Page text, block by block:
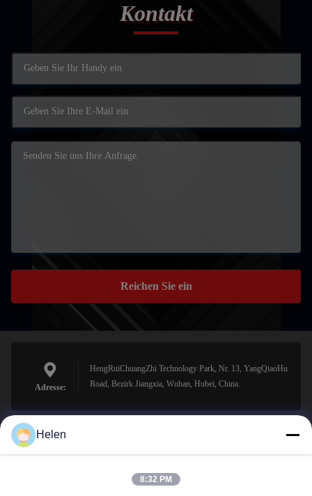
Kontakt
Reichen Sie ein
Adresse:
HengRuiChuangZhi Technology Park, Nr. 13, YangQiaoHu
Road, Bezirk Jiangxia, Wuhan, Hubei, China.
sales@perfectlaser.net
Helen
8:32 PM